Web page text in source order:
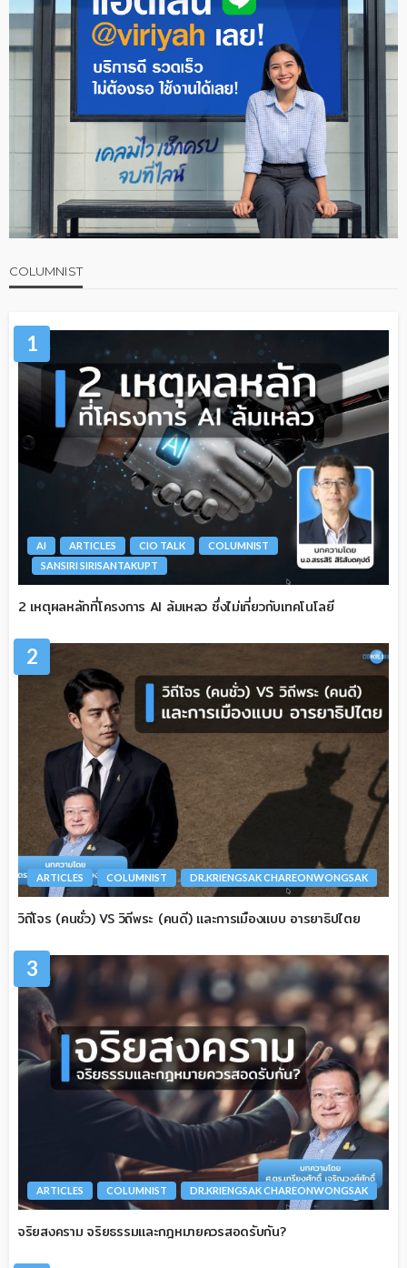
COLUMNIST
1
AI ARTICLES CIO TALK
COLUMNIST
SANSIRI SIRISANTAKUPT
2 เหตุผลหลักที่โครงการ AI ล้มเหลว ซึ่งไม่เกี่ยวกับเทคโนโลยี
2
ARTICLES COLUMNIST DR.KRIENGSAK CHAREONWONGSAK
วิถีโจร (คนชั่ว) VS วิถีพระ (คนดี) และการเมืองแบบ อารยาธิปไตย
3
ARTICLES COLUMNIST DR.KRIENGSAK CHAREONWONGSAK
จริยสงคราม จริยธรรมและกฎหมายควรสอดรับกัน?